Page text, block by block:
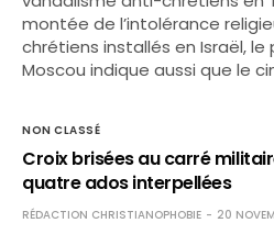
montée de l’intolérance
chrétiens installés en Israël, le
Moscou indique aussi que le
NON CLASSÉ
Croix brisées au carré
quatre ados interpellées
RÉDACTION CHRISTIANOPHOBIE 20